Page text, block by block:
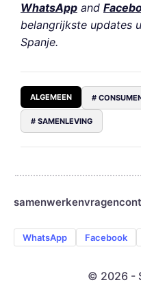
WhatsApp and
belangrijkste updates
Spanje.
ALGEMEEN #
# SAMENLEVING
samenwerkenvragen
WhatsApp Facebook
© 2026 -